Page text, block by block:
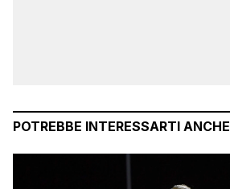
POTREBBE INTERESSARTI ANCHE